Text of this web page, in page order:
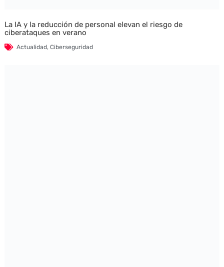
La IA y la reducción de personal elevan el riesgo de
ciberataques en verano
Actualidad, Ciberseguridad